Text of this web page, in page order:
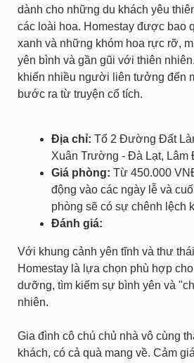
dành cho những du khách yêu
các loài hoa. Homestay được bao
xanh và những khóm hoa rực rỡ,
yên bình và gần gũi với thiên
khiến nhiều người liên tưởng đến
bước ra từ truyện cổ tích.
Địa chỉ: Tổ 2 Đường Đất
Xuân Trường - Đà Lạt, Lâm
Giá phòng: Từ 450.000
động vào các ngày lễ và
phòng sẽ có sự chênh lệch
Đánh giá:
Với khung cảnh yên tĩnh và thư
Homestay là lựa chọn phù hợp
dưỡng, tìm kiếm sự bình yên và
nhiên.
Gia đình cô chú chủ nhà vô cùng
khách, có cả quà mang về. Cảm